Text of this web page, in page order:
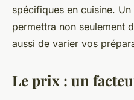
spécifiques en cuisine. Un
permettra non seulement
aussi de varier vos
Le prix : un